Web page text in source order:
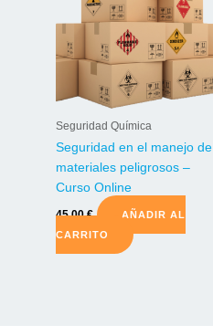
Seguridad Química
Seguridad en el manejo de
materiales peligrosos –
Curso Online
45,00€
AÑADIR AL
CARRITO